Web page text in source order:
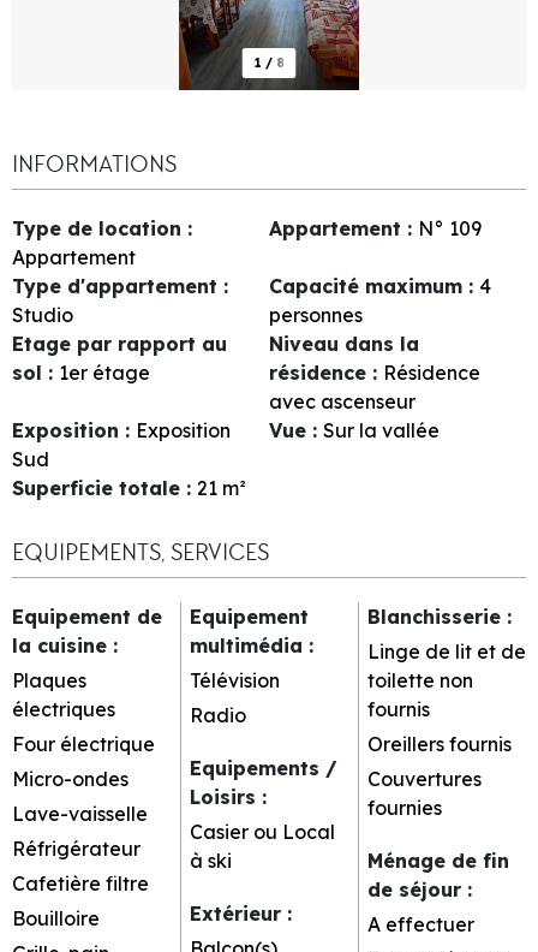
1 / 8
INFORMATIONS
Type de location :
Appartement
Appartement : N° 109
Type d'appartement :
Studio
Capacité maximum : 4
personnes
Etage par rapport au
sol : 1er étage
Niveau dans la
résidence : Résidence
avec ascenseur
Exposition : Exposition
Sud
Vue : Sur la vallée
Superficie totale : 21 m²
EQUIPEMENTS, SERVICES
Equipement de
la cuisine :
Plaques
électriques
Four électrique
Micro-ondes
Lave-vaisselle
Réfrigérateur
Cafetière filtre
Bouilloire
Equipement
multimédia :
Télévision
Radio
Equipements /
Loisirs :
Casier ou Local
à ski
Extérieur :
Blanchisserie :
Linge de lit et de
toilette non
fournis
Oreillers fournis
Couvertures
fournies
Ménage de fin
de séjour :
A effectuer